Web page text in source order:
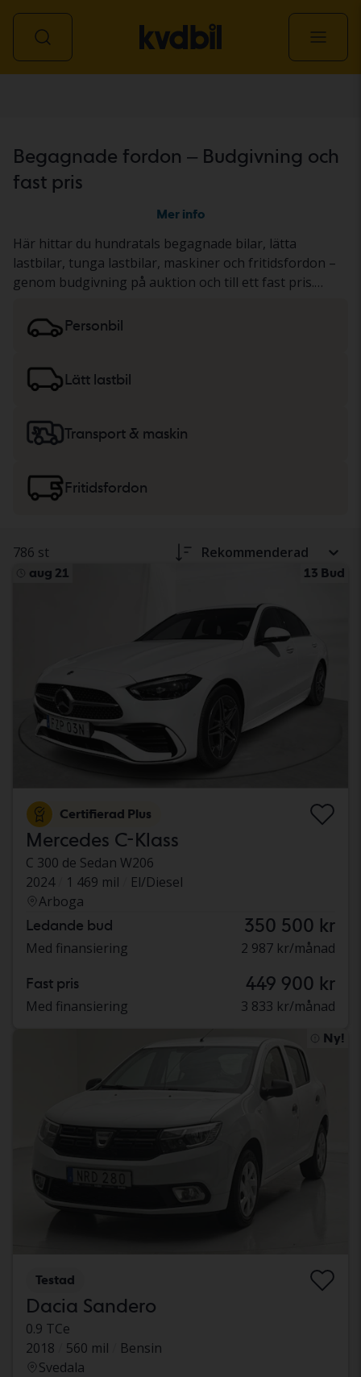
Begagnade fordon – Budgivning och
fast pris
Mer info
Här hittar du hundratals begagnade bilar, lätta
lastbilar, tunga lastbilar, maskiner och fritidsfordon –
genom budgivning på auktion och till ett fast pris.
test eller dokumenterats utifrån ett standardiserat
protokoll. Resultatet presenterar vi i
lätta lastbilareller
Personbil
Lätt lastbil
Transport & maskin
Fritidsfordon
786 st Rekommenderad
aug 21 13 Bud
Certifierad Plus
Mercedes C-Klass
C 300 de Sedan W206
2024
1 469 mil
El/Diesel
Arboga
Ledande bud 350 500 kr
Med finansiering 2 987 kr/månad
Fast pris 449 900 kr
Med finansiering 3 833 kr/månad
Ny!
Testad
Dacia Sandero
0.9 TCe
2018
560 mil
Bensin
Svedala